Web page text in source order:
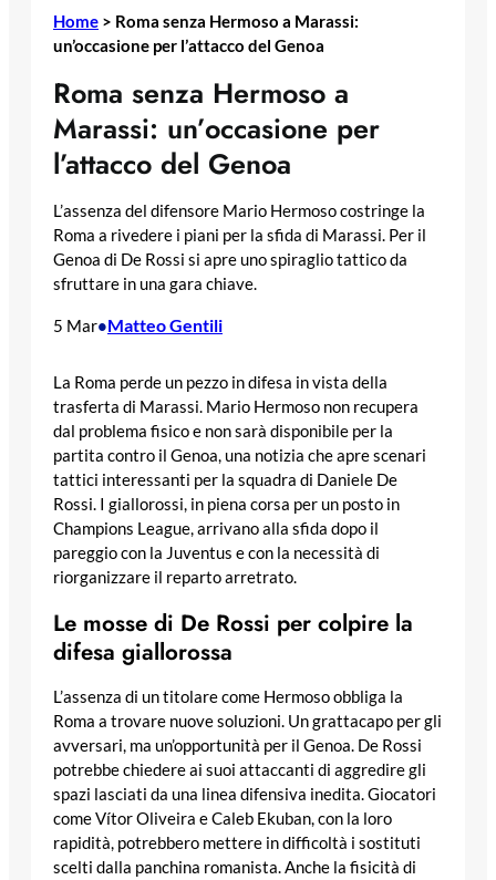
Home > Roma senza Hermoso a Marassi:
un’occasione per l’attacco del Genoa
Roma senza Hermoso a
Marassi: un’occasione per
l’attacco del Genoa
L’assenza del difensore Mario Hermoso costringe la
Roma a rivedere i piani per la sfida di Marassi. Per il
Genoa di De Rossi si apre uno spiraglio tattico da
sfruttare in una gara chiave.
5 Mar•Matteo Gentili
La Roma perde un pezzo in difesa in vista della
trasferta di Marassi. Mario Hermoso non recupera
dal problema fisico e non sarà disponibile per la
partita contro il Genoa, una notizia che apre scenari
tattici interessanti per la squadra di Daniele De
Rossi. I giallorossi, in piena corsa per un posto in
Champions League, arrivano alla sfida dopo il
pareggio con la Juventus e con la necessità di
riorganizzare il reparto arretrato.
Le mosse di De Rossi per colpire la
difesa giallorossa
L’assenza di un titolare come Hermoso obbliga la
Roma a trovare nuove soluzioni. Un grattacapo per gli
avversari, ma un’opportunità per il Genoa. De Rossi
potrebbe chiedere ai suoi attaccanti di aggredire gli
spazi lasciati da una linea difensiva inedita. Giocatori
come Vítor Oliveira e Caleb Ekuban, con la loro
rapidità, potrebbero mettere in difficoltà i sostituti
scelti dalla panchina romanista. Anche la fisicità di